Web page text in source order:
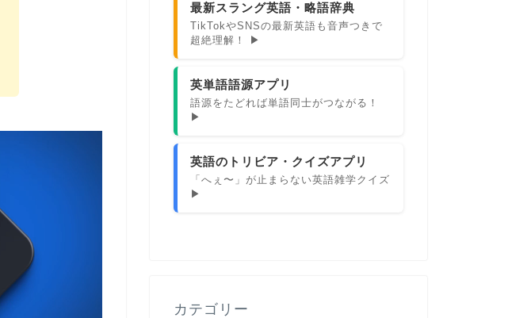
最新スラング英語・略語辞典
TikTokやSNSの最新英語も音声つきで
超絶理解！ ▶
英単語語源アプリ
語源をたどれば単語同士がつながる！
▶
英語のトリビア・クイズアプリ
「へぇ〜」が止まらない英語雑学クイズ
▶
カテゴリー